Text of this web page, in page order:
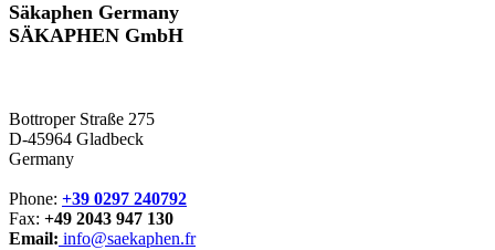
Säkaphen Germany
SÄKAPHEN GmbH
Bottroper Straße 275
D-45964 Gladbeck
Germany
Phone: +39 0297 240792
Fax: +49 2043 947 130
Email: info@saekaphen.fr